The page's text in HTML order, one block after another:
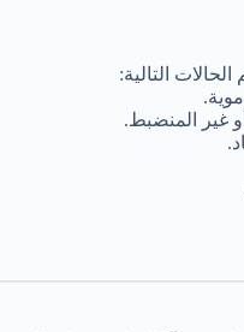
التالية:
غير المنضبط.